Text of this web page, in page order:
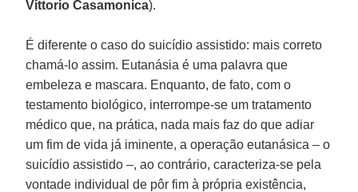
Vittorio Casamonica).
É diferente o caso do suicídio assistido: mais correto
chamá-lo assim. Eutanásia é uma palavra que
embeleza e mascara. Enquanto, de fato, com o
testamento biológico, interrompe-se um tratamento
médico que, na prática, nada mais faz do que adiar
um fim de vida já iminente, a operação eutanásica – o
suicídio assistido –, ao contrário, caracteriza-se pela
vontade individual de pôr fim à própria existência,